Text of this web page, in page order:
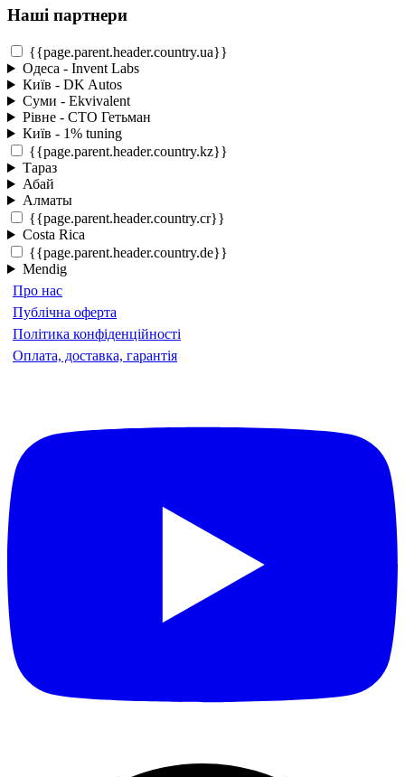
Наші партнери
{{page.parent.header.country.ua}}
Одеса - Invent Labs
Київ - DK Autos
Суми - Ekvivalent
Рівне - СТО Гетьман
Київ - 1% tuning
{{page.parent.header.country.kz}}
Тараз
Абай
Алматы
{{page.parent.header.country.cr}}
Costa Rica
{{page.parent.header.country.de}}
Mendig
Про нас
Публічна оферта
Політика конфіденційності
Оплата, доставка, гарантія